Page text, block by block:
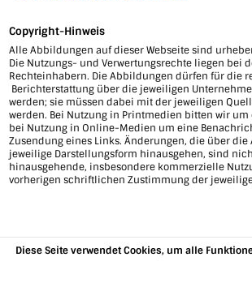
Copyright-Hinweis
Alle Abbildungen auf dieser Webseite sind
Die Nutzungs- und Verwertungsrechte liegen bei
Rechteinhabern. Die Abbildungen dürfen für die
Berichterstattung über die jeweiligen
werden; sie müssen dabei mit der jeweiligen
werden. Bei Nutzung in Printmedien bitten wir um
bei Nutzung in Online-Medien um eine
Zusendung eines Links. Änderungen, die über die
jeweilige Darstellungsform hinausgehen, sind
hinausgehende, insbesondere kommerzielle
vorherigen schriftlichen Zustimmung der
Diese Seite verwendet Cookies, um alle